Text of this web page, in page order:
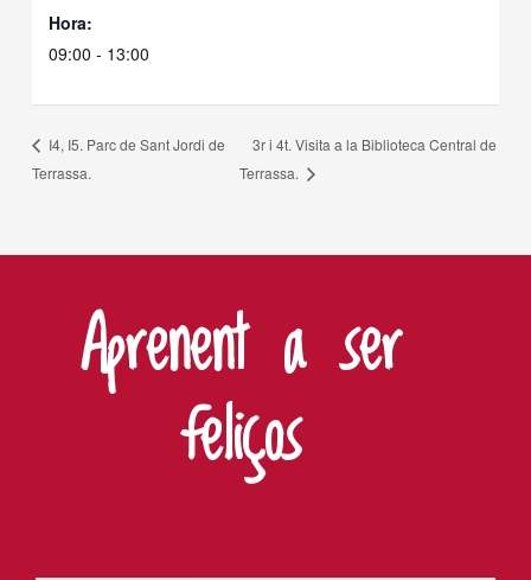
Hora:
09:00 - 13:00
I4, I5. Parc de Sant Jordi de
Terrassa.
3r i 4t. Visita a la Biblioteca Central de
Terrassa.
Aprenent a ser
feliços